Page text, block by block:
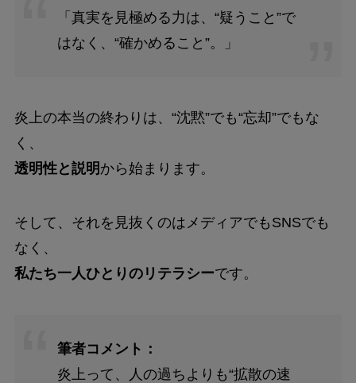
「真実を見極める力は、“疑うこと”で
はなく、“確かめること”。」
炎上の本当の終わりは、“沈黙”でも“忘却”でもな
く、
透明性と説明 から始まります。
そして、それを見抜くのはメディアでもSNSでも
なく、
私たち一人ひとりのリテラシーです。
筆者コメント：
炎上って、人の過ちよりも“拡散の速